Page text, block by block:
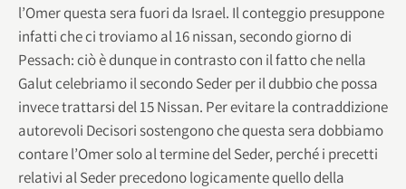
l’Omer questa sera fuori da Israel. Il conteggio presuppone
infatti che ci troviamo al 16 nissan, secondo giorno di
Pessach: ciò è dunque in contrasto con il fatto che nella
Galut celebriamo il secondo Seder per il dubbio che possa
invece trattarsi del 15 Nissan. Per evitare la contraddizione
autorevoli Decisori sostengono che questa sera dobbiamo
contare l’Omer solo al termine del Seder, perché i precetti
relativi al Seder precedono logicamente quello della